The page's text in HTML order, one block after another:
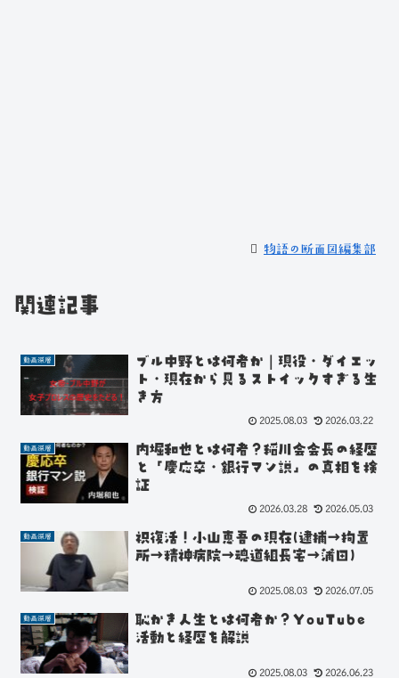
物語の断面図編集部
関連記事
動画深層
ブル中野とは何者か｜現役・ダイエッ
ト・現在から見るストイックすぎる生
き方
2025.08.03 2026.03.22
動画深層
内堀和也とは何者？稲川会会長の経歴
と「慶応卒・銀行マン説」の真相を検
証
2026.03.28 2026.05.03
動画深層
祝復活！小山恵吾の現在(逮捕→拘置
所→精神病院→魂道組長宅→蒲田)
2025.08.03 2026.07.05
動画深層
恥かき人生とは何者か？YouTube
活動と経歴を解説
2025.08.03 2026.06.23